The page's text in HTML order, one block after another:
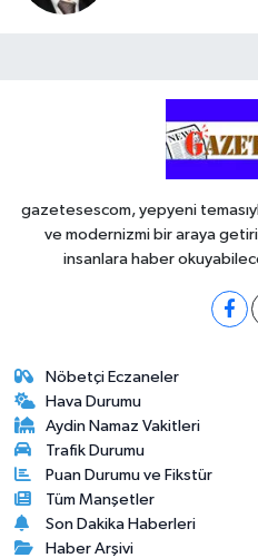
gazetesescom, yepyeni
ve modernizmi bir araya
insanlara haber
Nöbetçi Eczaneler
Hava Durumu
Aydin Namaz Vakitleri
Trafik Durumu
Puan Durumu ve Fikstür
Tüm Manşetler
Son Dakika Haberleri
Haber Arşivi